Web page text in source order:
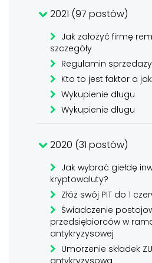
2021 (97 postów)
Jak założyć firmę
szczegóły
Regulamin sprzedaży
Kto to jest faktor a
Wykupienie długu
Wykupienie długu
2020 (31 postów)
Jak wybrać giełdę
kryptowaluty?
Złóż swój PIT do 1
Świadczenie
przedsiębiorców w
antykryzysowej
Umorzenie składek
antykryzysowa